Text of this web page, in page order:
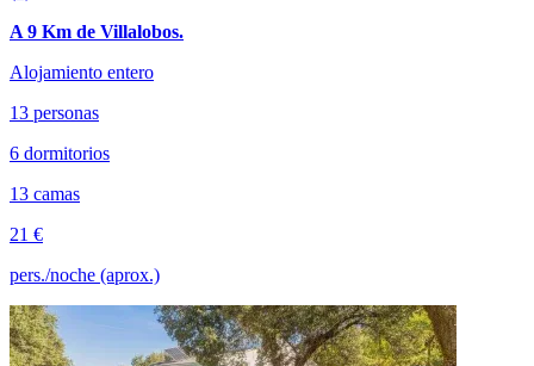
A 9 Km de Villalobos.
Alojamiento entero
13 personas
6 dormitorios
13 camas
21 €
pers./noche (aprox.)